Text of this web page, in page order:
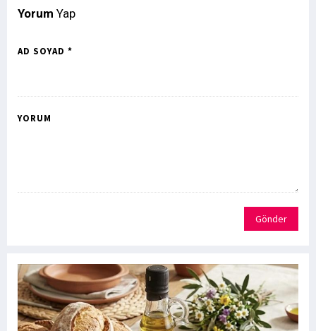
Yorum Yap
AD SOYAD *
YORUM
Gönder